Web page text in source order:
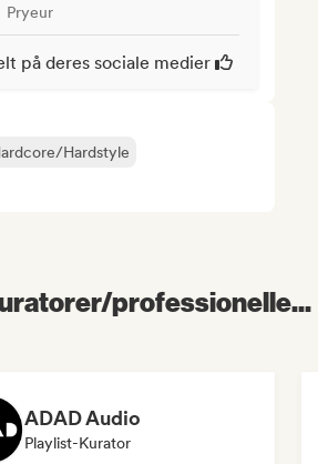
Pryeur
på deres sociale medier
Hardstyle
professionelle...
ADAD Audio
Playlist-Kurator